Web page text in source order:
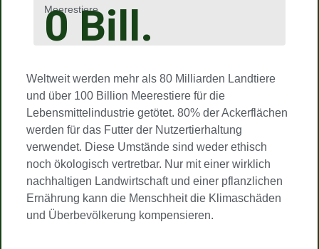
Meerestiere
0 Bill.
Weltweit werden mehr als 80 Milliarden Landtiere
und über 100 Billion Meerestiere für die
Lebensmittelindustrie getötet. 80% der Ackerflächen
werden für das Futter der Nutzertierhaltung
verwendet. Diese Umstände sind weder ethisch
noch ökologisch vertretbar. Nur mit einer wirklich
nachhaltigen Landwirtschaft und einer pflanzlichen
Ernährung kann die Menschheit die Klimaschäden
und Überbevölkerung kompensieren.